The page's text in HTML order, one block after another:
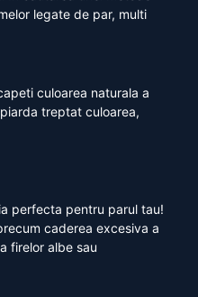
legate de par, multi
culoarea naturala a
treptat culoarea,
perfecta pentru parul tau!
caderea excesiva a
firelor albe sau